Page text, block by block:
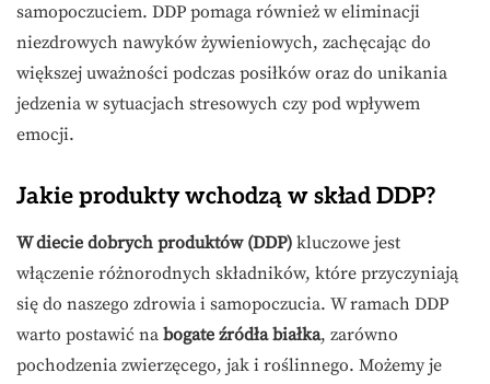
samopoczuciem. DDP pomaga również w eliminacji
niezdrowych nawyków żywieniowych, zachęcając do
większej uważności podczas posiłków oraz do unikania
jedzenia w sytuacjach stresowych czy pod wpływem
emocji.
Jakie produkty wchodzą w skład DDP?
W diecie dobrych produktów (DDP) kluczowe jest
włączenie różnorodnych składników, które przyczyniają
się do naszego zdrowia i samopoczucia. W ramach DDP
warto postawić na bogate źródła białka, zarówno
pochodzenia zwierzęcego, jak i roślinnego. Możemy je